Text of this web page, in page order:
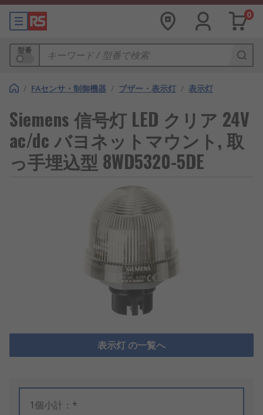
0
型番
/ FAセンサ・制御機器 / ブザー・表示灯 / 表示灯
Siemens 信号灯 LED クリア 24V
ac/dc バヨネットマウント, 取
っ手埋込型 8WD5320-5DE
表示灯 の一覧へ
1個小計：*